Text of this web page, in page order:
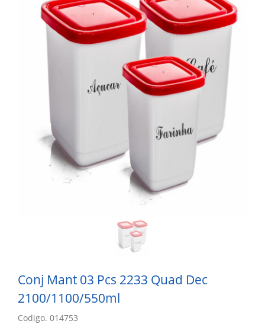
Conj Mant 03 Pcs 2233 Quad Dec
2100/1100/550ml
Codigo. 014753